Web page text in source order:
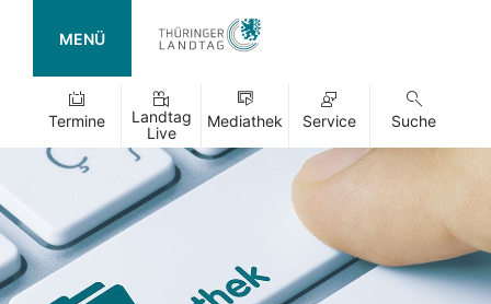
MENÜ
Termine
Landtag
Live
Mediathek Service Suche